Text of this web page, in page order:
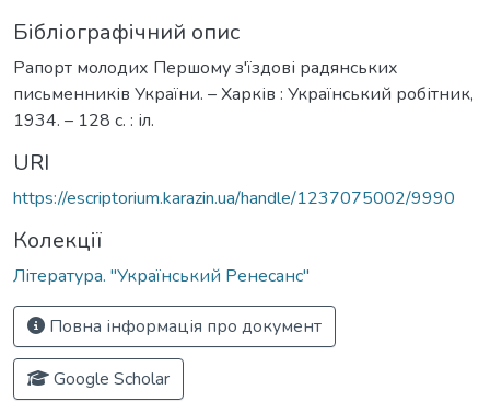
Бібліографічний опис
Рапорт молодих Першому з'їздові радянських
письменників України. – Харків : Український робітник,
1934. – 128 с. : іл.
URI
https://escriptorium.karazin.ua/handle/1237075002/9990
Колекції
Література. "Український Ренесанс"
Повна інформація про документ
Google Scholar